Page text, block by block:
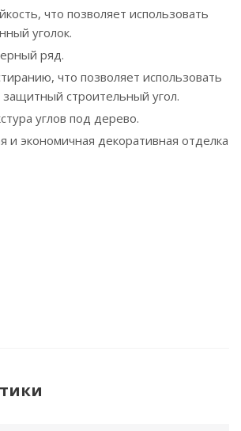
что позволяет использовать
уголок.
ряд.
что позволяет использовать
строительный угол.
углов под дерево.
и экономичная декоративная отделка